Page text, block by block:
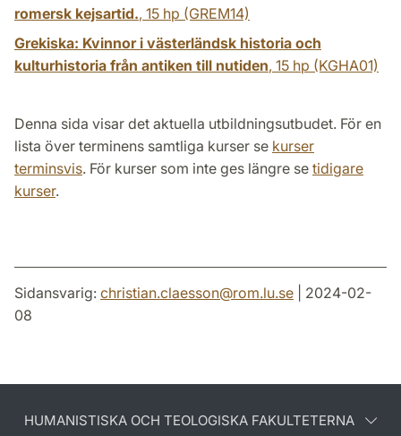
romersk kejsartid., 15 hp (GREM14)
Grekiska: Kvinnor i västerländsk historia och
kulturhistoria från antiken till nutiden, 15 hp (KGHA01)
Denna sida visar det aktuella utbildningsutbudet. För en
lista över terminens samtliga kurser se kurser
terminsvis. För kurser som inte ges längre se tidigare
kurser.
Sidansvarig: christian.claesson@rom.lu.se | 2024-02-
08
HUMANISTISKA OCH TEOLOGISKA FAKULTETERNA